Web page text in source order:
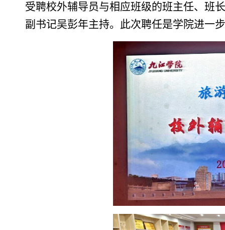
受聘校外辅导员与相应班级的班主任、班
副书记吴彭年主持。此次聘任是学院进一